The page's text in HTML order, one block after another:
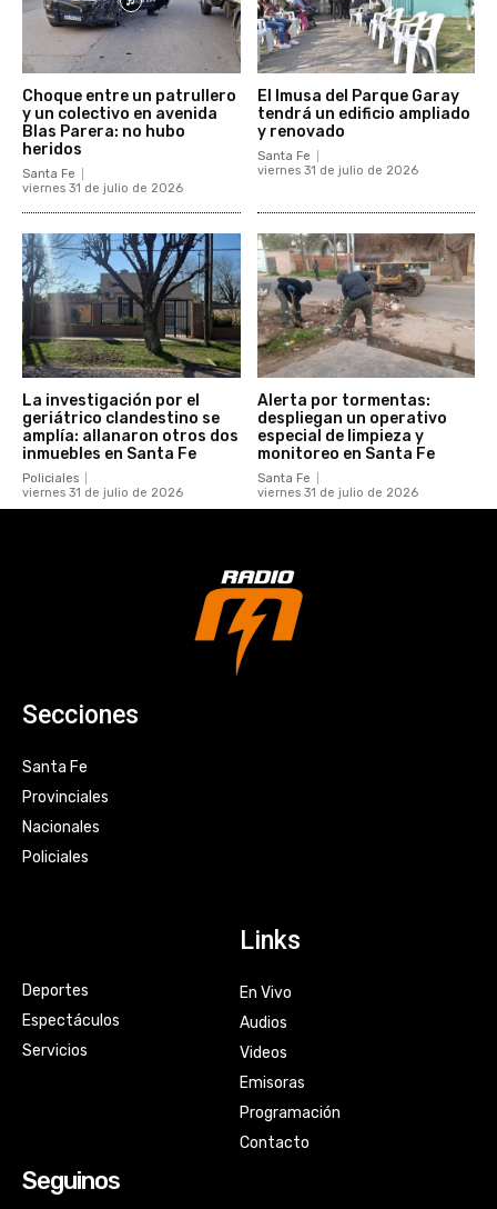
Choque entre un patrullero
y un colectivo en avenida
Blas Parera: no hubo
heridos
Santa Fe
viernes 31 de julio de 2026
El Imusa del Parque Garay
tendrá un edificio ampliado
y renovado
Santa Fe
viernes 31 de julio de 2026
La investigación por el
geriátrico clandestino se
amplía: allanaron otros dos
inmuebles en Santa Fe
Policiales
viernes 31 de julio de 2026
Alerta por tormentas:
despliegan un operativo
especial de limpieza y
monitoreo en Santa Fe
Santa Fe
viernes 31 de julio de 2026
Secciones
Santa Fe
Provinciales
Nacionales
Policiales
Deportes
Espectáculos
Servicios
Links
En Vivo
Audios
Videos
Emisoras
Programación
Contacto
Seguinos